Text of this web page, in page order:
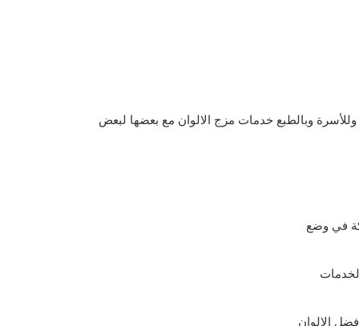
وبالطبع خدمات مزج الالوان مع بعضها لبعض
في وضع
الالوان